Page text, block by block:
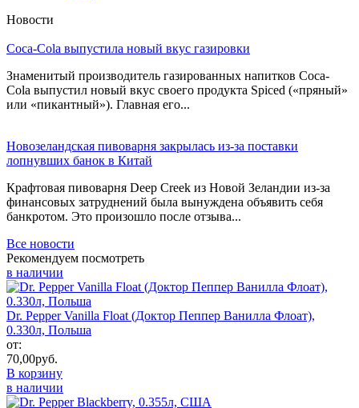
Новости
Coca-Cola выпустила новый вкус газировки
Знаменитый производитель газированных напитков Coca-
Cola выпустил новый вкус своего продукта Spiced («пряный»
или «пикантный»). Главная его...
Новозеландская пивоварня закрылась из-за поставки
лопнувших банок в Китай
Крафтовая пивоварня Deep Creek из Новой Зеландии из-за
финансовых затруднений была вынуждена объявить себя
банкротом. Это произошло после отзыва...
Все новости
Рекомендуем посмотреть
в наличии
Dr. Pepper Vanilla Float (Доктор Пеппер Ванилла Флоат),
0.330л, Польша
от:
70,00руб.
В корзину
в наличии